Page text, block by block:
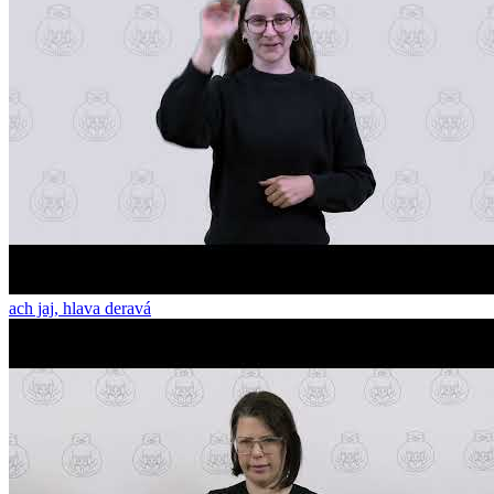
ach jaj, hlava deravá